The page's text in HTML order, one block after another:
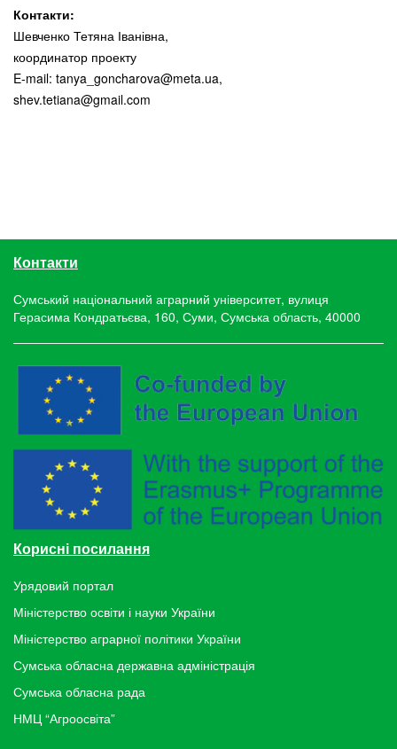
Контакти:
Шевченко Тетяна Іванівна,
координатор проекту
E-mail: tanya_goncharova@meta.ua,
shev.tetiana@gmail.com
Контакти
Сумський національний аграрний університет, вулиця
Герасима Кондратьєва, 160, Суми, Сумська область, 40000
Корисні посилання
Урядовий портал
Міністерство освіти і науки України
Міністерство аграрної політики України
Сумська обласна державна адміністрація
Сумська обласна рада
НМЦ “Агроосвіта”